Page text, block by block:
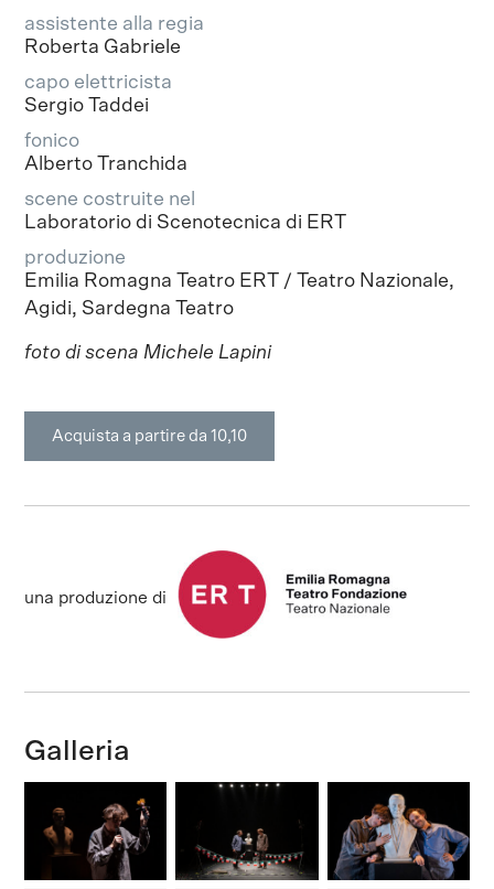
assistente alla regia
Roberta Gabriele
capo elettricista
Sergio Taddei
fonico
Alberto Tranchida
scene costruite nel
Laboratorio di Scenotecnica di ERT
produzione
Emilia Romagna Teatro ERT / Teatro Nazionale,
Agidi, Sardegna Teatro
foto di scena Michele Lapini
Acquista a partire da 10,10
una produzione di
Galleria